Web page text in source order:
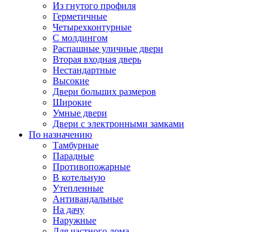
Из гнутого профиля
Герметичные
Четырехконтурные
С молдингом
Распашные уличные двери
Вторая входная дверь
Нестандартные
Высокие
Двери больших размеров
Широкие
Умные двери
Двери с электронными замками
По назначению
Тамбурные
Парадные
Противопожарные
В котельную
Утепленные
Антивандальные
На дачу
Наружные